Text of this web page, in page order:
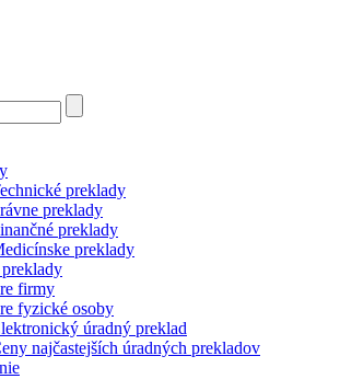
preklady
preklady
preklady
preklady
firmy
fyzické osoby
úradný preklad
najčastejších úradných prekladov